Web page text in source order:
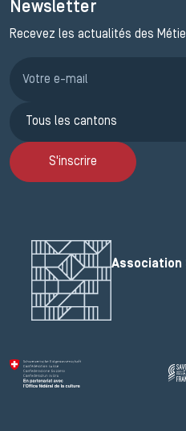
Newsletter
Recevez les actualités des
S'inscrire
Association